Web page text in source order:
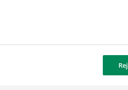
+41 58 212 97 62